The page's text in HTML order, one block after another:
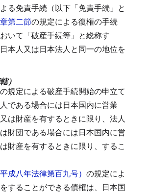
る免責手続（以下「免責手続」と
第二節の規定による復権の手続
おいて「破産手続等」と総称す
本人又は日本法人と同一の地位を
）
規定による破産手続開始の申立て
である場合には日本国内に営業
は財産を有するときに限り、法人
財団である場合には日本国内に営
財産を有するときに限り、するこ
成八年法律第百九号） の規定によ
することができる債権は、日本国